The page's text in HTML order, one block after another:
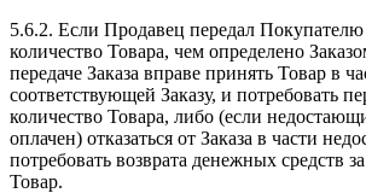
5.6.2. Если Продавец передал
количество Товара, чем определено
передаче Заказа вправе принять Товар в
соответствующей Заказу, и потребовать
количество Товара, либо (если
оплачен) отказаться от Заказа в части
потребовать возврата денежных средств
Товар.